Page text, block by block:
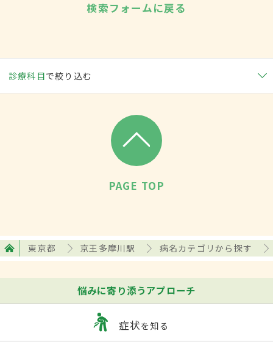
検索フォームに戻る
診療科目で絞り込む
PAGE TOP
東京都 京王多摩川駅 病名カテゴリから探す
悩みに寄り添うアプローチ
症状を知る